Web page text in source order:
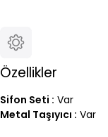
Özellikler
Sifon Seti : Var
Metal Taşıyıcı : Var